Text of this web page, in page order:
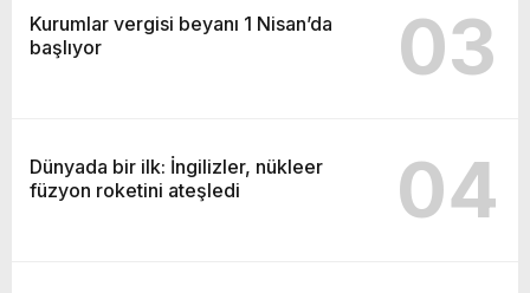
Kurumlar vergisi beyanı 1 Nisan’da
başlıyor
03
Dünyada bir ilk: İngilizler, nükleer
füzyon roketini ateşledi
04